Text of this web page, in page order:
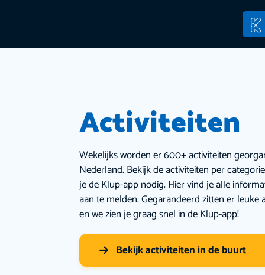
Activiteiten
Wekelijks worden er 600+ activiteiten
Nederland. Bekijk de activiteiten per
je de Klup-app nodig. Hier vind je alle
aan te melden. Gegarandeerd zitten er
en we zien je graag snel in de Klup-app!
Bekijk activiteiten in de buurt